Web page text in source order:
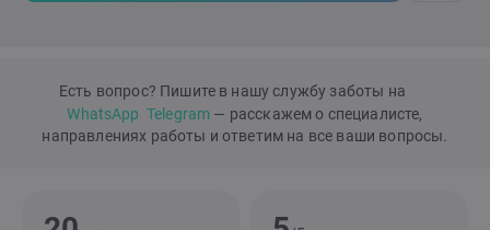
Есть вопрос? Пишите в нашу службу заботы на
WhatsApp Telegram — расскажем о специалисте,
направлениях работы и ответим на все ваши вопросы.